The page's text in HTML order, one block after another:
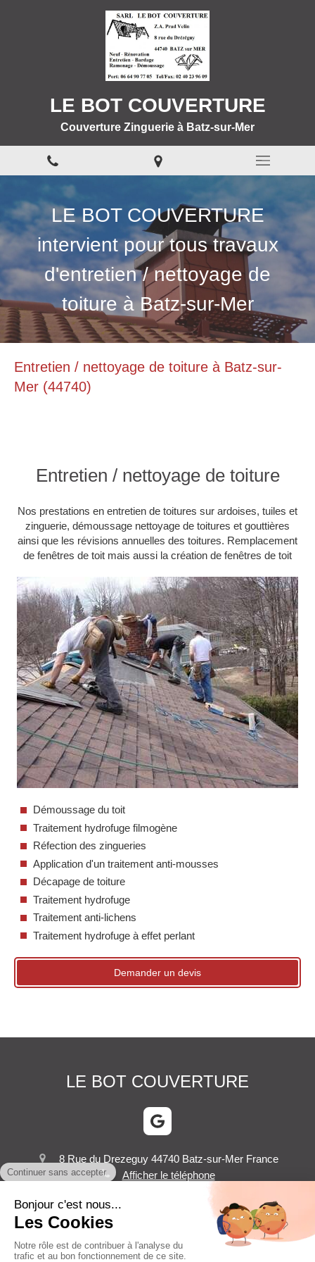
LE BOT COUVERTURE
Couverture Zinguerie à Batz-sur-Mer
LE BOT COUVERTURE
intervient pour tous travaux
d'entretien / nettoyage de
toiture à Batz-sur-Mer
Entretien / nettoyage de toiture à Batz-sur-
Mer (44740)
Entretien / nettoyage de toiture
Nos prestations en entretien de toitures sur ardoises, tuiles et
zinguerie, démoussage nettoyage de toitures et gouttières
ainsi que les révisions annuelles des toitures. Remplacement
de fenêtres de toit mais aussi la création de fenêtres de toit
Démoussage du toit
Traitement hydrofuge filmogène
Réfection des zingueries
Application d'un traitement anti-mousses
Décapage de toiture
Traitement hydrofuge
Traitement anti-lichens
Traitement hydrofuge à effet perlant
Demander un devis
LE BOT COUVERTURE
8 Rue du Drezeguy 44740 Batz-sur-Mer France
Afficher le téléphone
©2023 LE BOT COUVERTURE - Couverture Zinguerie